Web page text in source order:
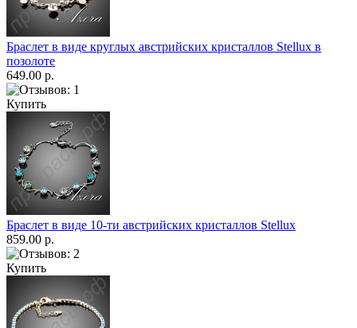
Браслет в виде круглых австрийских кристаллов Stellux в
позолоте
649.00 р.
Купить
Браслет в виде 10-ти австрийских кристаллов Stellux
859.00 р.
Купить